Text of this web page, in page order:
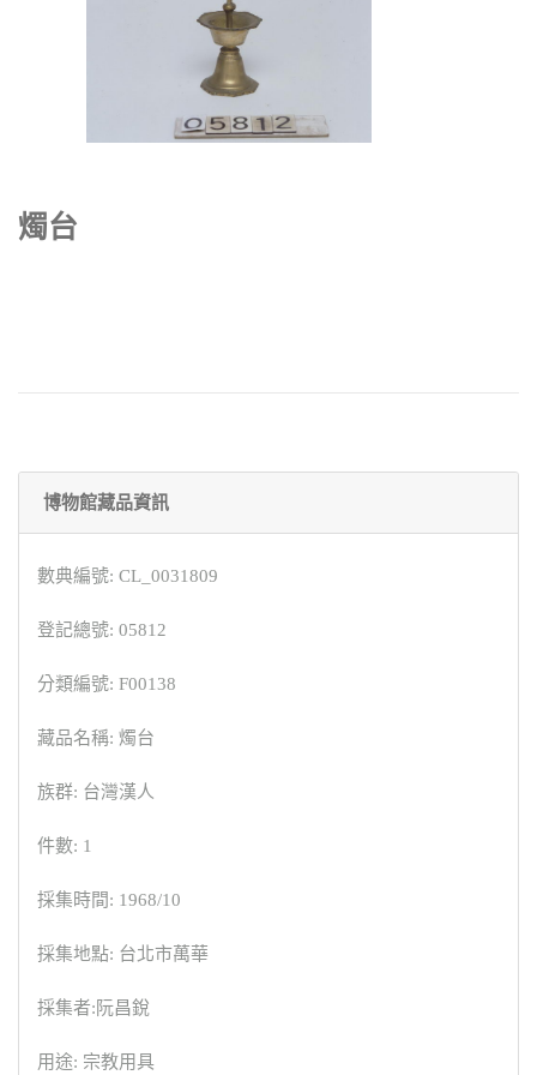
燭台
博物館藏品資訊
數典編號: CL_0031809
登記總號: 05812
分類編號: F00138
藏品名稱: 燭台
族群: 台灣漢人
件數: 1
採集時間: 1968/10
採集地點: 台北市萬華
採集者:阮昌銳
用途: 宗教用具